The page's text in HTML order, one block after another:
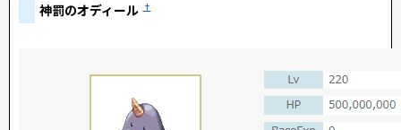
神罰のオディール †